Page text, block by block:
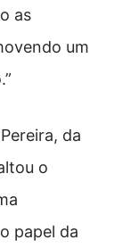
as
um
da
o
papel da